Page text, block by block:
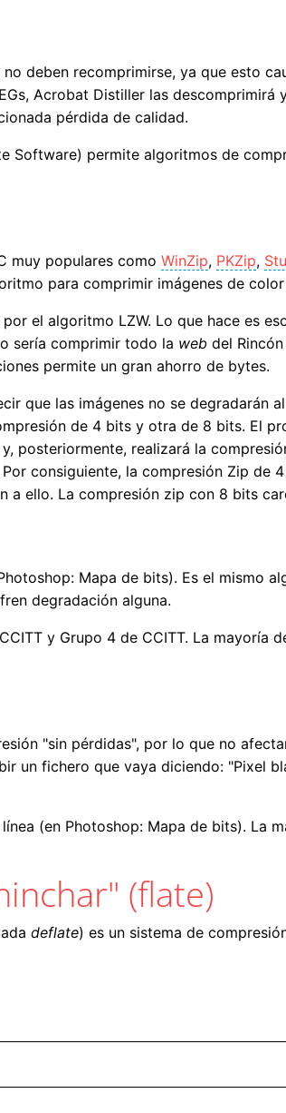
deben recomprimirse, ya que esto
Acrobat Distiller las
pérdida de calidad.
Software) permite algoritmos de
muy populares como WinZip, PKZip,
para comprimir imágenes de
el algoritmo LZW. Lo que hace es
sería comprimir todo la web del
permite un gran ahorro de bytes.
que las imágenes no se degradarán
de 4 bits y otra de 8 bits. El
posteriormente, realizará la
consiguiente, la compresión Zip de
ello. La compresión zip con 8 bits
Mapa de bits). Es el mismo
degradación alguna.
y Grupo 4 de CCITT. La mayoría
"sin pérdidas", por lo que no
un fichero que vaya diciendo: "Pixel
(en Photoshop: Mapa de bits). La
(flate)
deflate) es un sistema de